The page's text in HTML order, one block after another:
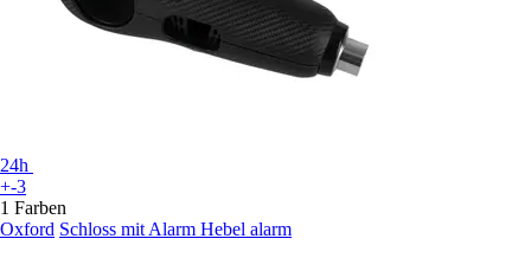
24h
+-3
1 Farben
Oxford Schloss mit Alarm Hebel alarm